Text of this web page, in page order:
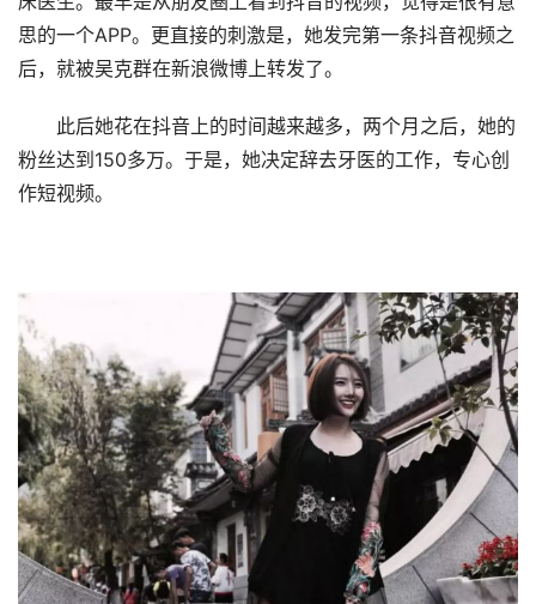
思的一个APP。更直接的刺激是，她发完第一条抖音视频之
后，就被吴克群在新浪微博上转发了。
此后她花在抖音上的时间越来越多，两个月之后，她的
粉丝达到150多万。于是，她决定辞去牙医的工作，专心创
作短视频。